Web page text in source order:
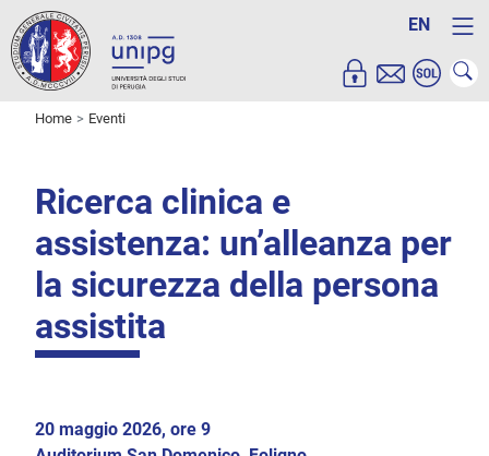
EN
Home Eventi
Ricerca clinica e
assistenza: un’alleanza per
la sicurezza della persona
assistita
20 maggio 2026, ore 9